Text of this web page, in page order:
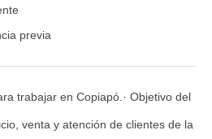
previa
trabajar en Copiapó.· Objetivo del
venta y atención de clientes de la